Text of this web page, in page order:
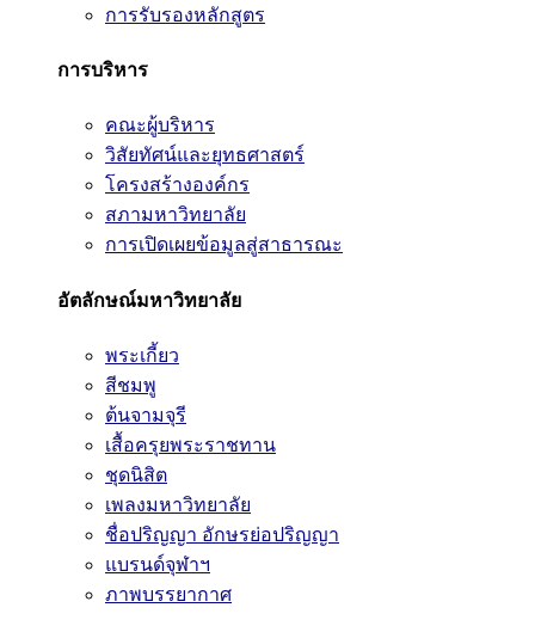
การรับรองหลักสูตร
การบริหาร
คณะผู้บริหาร
วิสัยทัศน์และยุทธศาสตร์
โครงสร้างองค์กร
สภามหาวิทยาลัย
การเปิดเผยข้อมูลสู่สาธารณะ
อัตลักษณ์มหาวิทยาลัย
พระเกี้ยว
สีชมพู
ต้นจามจุรี
เสื้อครุยพระราชทาน
ชุดนิสิต
เพลงมหาวิทยาลัย
ชื่อปริญญา อักษรย่อปริญญา
แบรนด์จุฬาฯ
ภาพบรรยากาศ